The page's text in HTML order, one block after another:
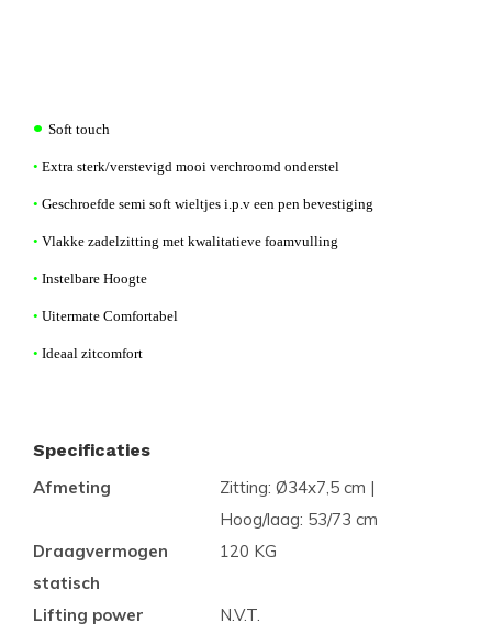
• Soft touch
• Extra sterk/verstevigd mooi verchroomd onderstel
• Geschroefde semi soft wieltjes i.p.v een pen bevestiging
• Vlakke zadelzitting met kwalitatieve foamvulling
• Instelbare Hoogte
• Uitermate Comfortabel
• Ideaal zitcomfort
Specificaties
Afmeting
Zitting: Ø34x7,5 cm |
Hoog/laag: 53/73 cm
Draagvermogen
statisch
120 KG
Lifting power
N.V.T.